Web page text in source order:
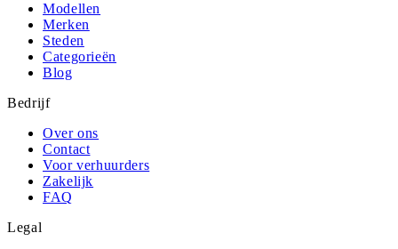
Modellen
Merken
Steden
Categorieën
Blog
Bedrijf
Over ons
Contact
Voor verhuurders
Zakelijk
FAQ
Legal